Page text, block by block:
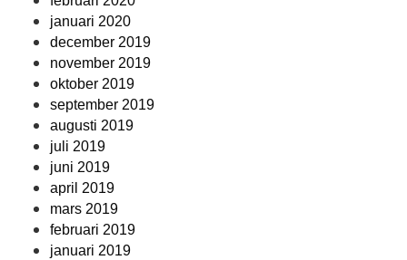
januari 2020
december 2019
november 2019
oktober 2019
september 2019
augusti 2019
juli 2019
juni 2019
april 2019
mars 2019
februari 2019
januari 2019